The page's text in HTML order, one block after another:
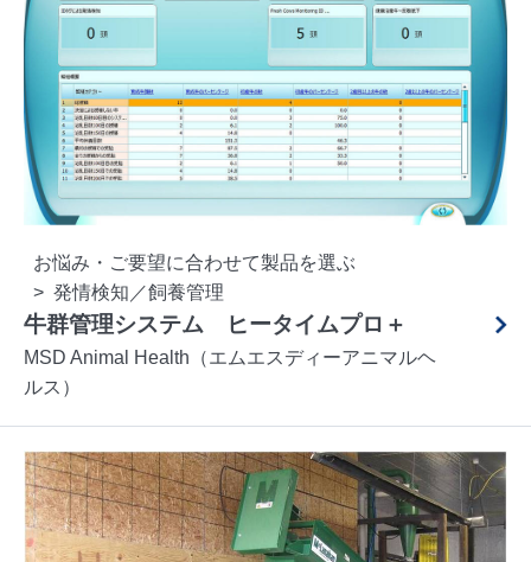
お悩み・ご要望に合わせて製品を選ぶ
発情検知／飼養管理
牛群管理システム ヒータイムプロ＋
MSD Animal Health（エムエスディーアニマルヘ
ルス）